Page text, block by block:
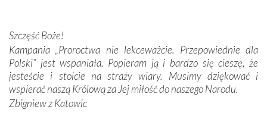
Podczas tej kilkudniowej wyprawy na każdym kroku
spotykaliśmy się z serdeczną otwartością
Portugalczyków. Podziwialiśmy ich ludową sztukę i
zwyczaje. Mimo że nasze kraje są od siebie bardzo
oddalone, w żaden sposób nie czuliśmy się obco.
Sprawiła to oczywiście sama Matka Boża, ale też
kulturowa bliskość biorąca swój początek w naszej
Szczęść Boże!
Kampania „Proroctwa nie lekceważcie. Przepowiednie dla
Polski” jest wspaniała. Popieram ją i bardzo się cieszę, że
jesteście i stoicie na straży wiary. Musimy dziękować i
wspierać naszą Królową za Jej miłość do naszego Narodu.
Zbigniew z Katowic